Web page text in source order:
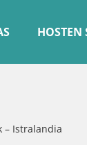
HOSTEN
– Istralandia